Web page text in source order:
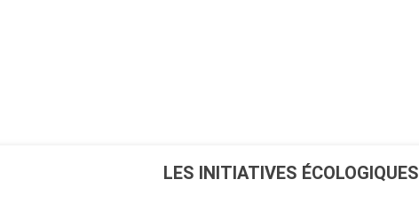
LES INITIATIVES ÉCOLOGIQUES